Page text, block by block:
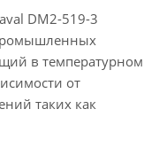
DM2-519-3
в температурном
от
таких как